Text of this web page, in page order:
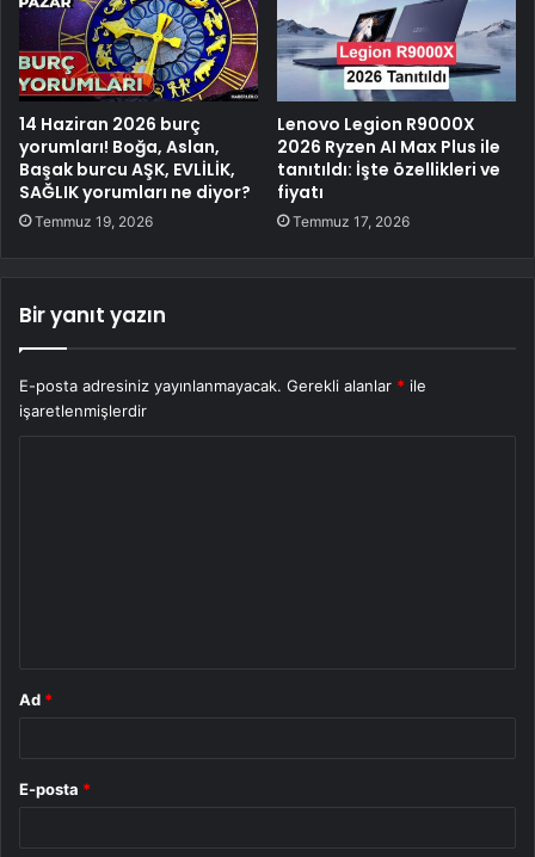
14 Haziran 2026 burç
yorumları! Boğa, Aslan,
Başak burcu AŞK, EVLİLİK,
SAĞLIK yorumları ne diyor?
Temmuz 19, 2026
Lenovo Legion R9000X
2026 Ryzen AI Max Plus ile
tanıtıldı: İşte özellikleri ve
fiyatı
Temmuz 17, 2026
Bir yanıt yazın
E-posta adresiniz yayınlanmayacak. Gerekli alanlar * ile
işaretlenmişlerdir
Ad *
E-posta *